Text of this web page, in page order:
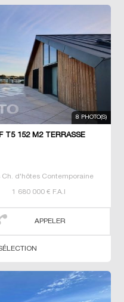
8 PHOTO(S)
T5 152 M2 TERRASSE
d'hôtes Contemporaine
T2 T3 T5 Terrain
1 680 000 € F.A.I
APPELER